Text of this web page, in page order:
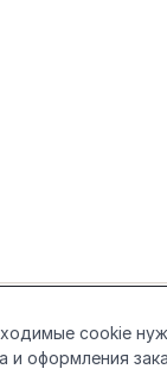
cookie
и оформления